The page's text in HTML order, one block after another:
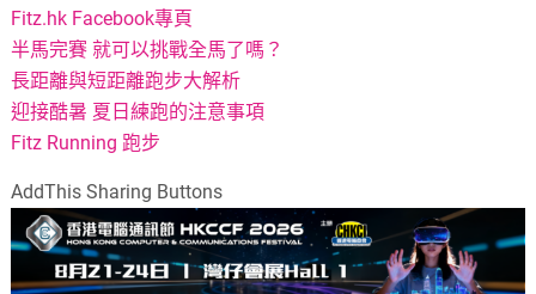
Fitz.hk Facebook專頁
半馬完賽 就可以挑戰全馬了嗎？
長距離與短距離跑步大解析
迎接酷暑 夏日練跑的注意事項
Fitz Running 跑步
AddThis Sharing Buttons